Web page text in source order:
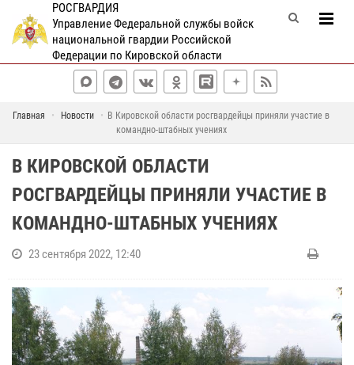
РОСГВАРДИЯ
Управление Федеральной службы войск
национальной гвардии Российской
Федерации по Кировской области
Главная Новости
В Кировской области росгвардейцы приняли участие в
командно-штабных учениях
В КИРОВСКОЙ ОБЛАСТИ
РОСГВАРДЕЙЦЫ ПРИНЯЛИ УЧАСТИЕ В
КОМАНДНО-ШТАБНЫХ УЧЕНИЯХ
23 сентября 2022, 12:40